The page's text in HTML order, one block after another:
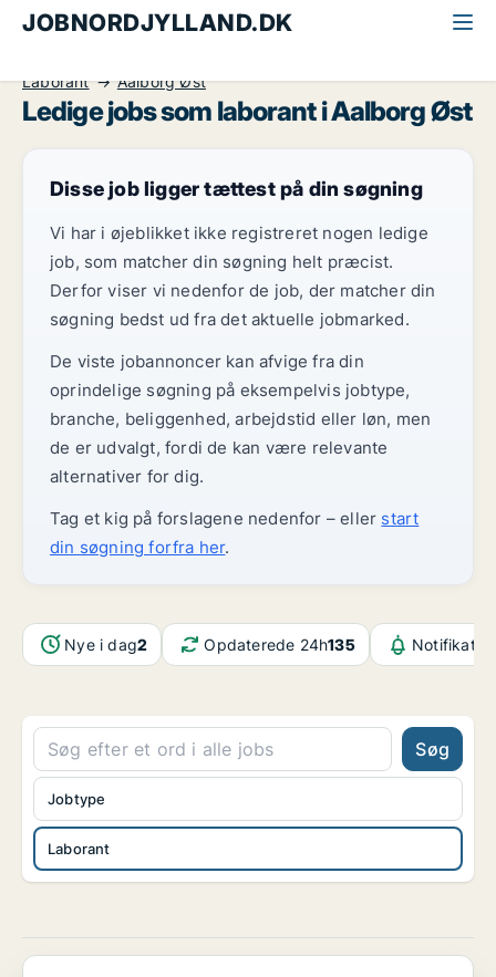
JOBNORDJYLLAND.DK
Laborant
Aalborg Øst
Ledige jobs som laborant i Aalborg Øst
Disse job ligger tættest på din søgning
Vi har i øjeblikket ikke registreret nogen ledige
job, som matcher din søgning helt præcist.
Derfor viser vi nedenfor de job, der matcher din
søgning bedst ud fra det aktuelle jobmarked.
De viste jobannoncer kan afvige fra din
oprindelige søgning på eksempelvis jobtype,
branche, beliggenhed, arbejdstid eller løn, men
de er udvalgt, fordi de kan være relevante
alternativer for dig.
Tag et kig på forslagene nedenfor – eller start
din søgning forfra her.
Nye i dag2 Opdaterede 24h135
Søg
Laborant
Jobtype
Gastronom • UCN Campus Hobrovej